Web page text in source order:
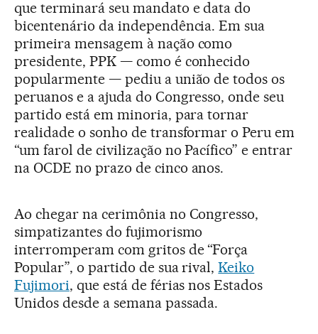
que terminará seu mandato e data do
bicentenário da independência. Em sua
primeira mensagem à nação como
presidente, PPK — como é conhecido
popularmente — pediu a união de todos os
peruanos e a ajuda do Congresso, onde seu
partido está em minoria, para tornar
realidade o sonho de transformar o Peru em
“um farol de civilização no Pacífico” e entrar
na OCDE no prazo de cinco anos.
Ao chegar na cerimônia no Congresso,
simpatizantes do fujimorismo
interromperam com gritos de “Força
Popular”, o partido de sua rival,Keiko
Fujimori, que está de férias nos Estados
Unidos desde a semana passada.